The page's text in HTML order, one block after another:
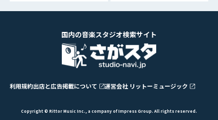
国内の音楽スタジオ検索サイト
利用規約出店と広告掲載について 運営会社 リットーミュージック
Copyright © Rittor Music Inc., a company of Impress Group. All rights reserved.